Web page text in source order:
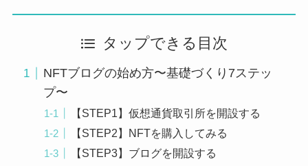
タップできる目次
NFTブログの始め方〜基礎づくり7ステッ
プ〜
【STEP1】仮想通貨取引所を開設する
【STEP2】NFTを購入してみる
【STEP3】ブログを開設する